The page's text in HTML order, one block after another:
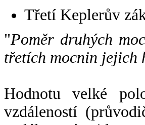
Třetí Keplerův
"Poměr druhých
třetích mocnin jejich
Hodnotu velké
vzdáleností